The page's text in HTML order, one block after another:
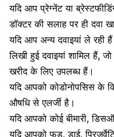
यदि आप प्रेग्नेंट या
डॉक्टर की सलाह पर ही दवा
यदि आप अन्य दवाइयां ले रही
लिखी हुई दवाइयां शामिल हैं,
खरीद के लिए उपलब्ध हैं।
यदि आपको कोडोनोपसिस के
औषधि से एलर्जी है।
यदि आपको कोई बीमारी,
यदि आपको फूड, डाई,